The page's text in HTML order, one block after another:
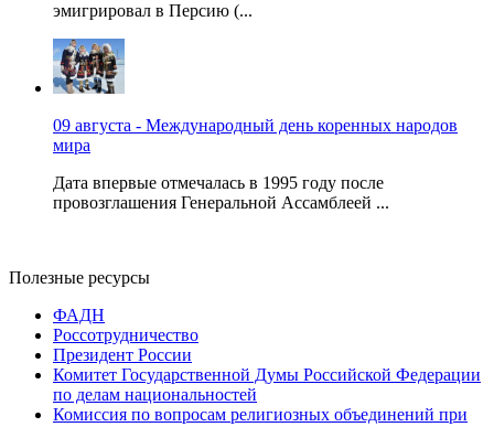
эмигрировал в Персию (...
09 августа - Международный день коренных народов
мира
Дата впервые отмечалась в 1995 году после
провозглашения Генеральной Ассамблеей ...
Полезные ресурсы
ФАДН
Россотрудничество
Президент России
Комитет Государственной Думы Российской Федерации
по делам национальностей
Комиссия по вопросам религиозных объединений при